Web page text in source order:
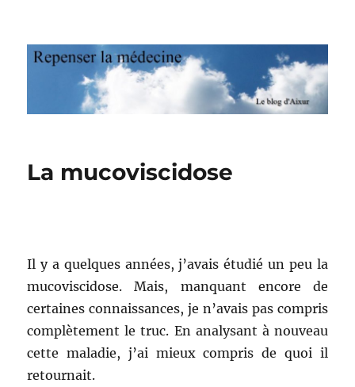
Repenser la médecine
La mucoviscidose
Il y a quelques années, j’avais étudié un peu la
mucoviscidose. Mais, manquant encore de
certaines connaissances, je n’avais pas compris
complètement le truc. En analysant à nouveau
cette maladie, j’ai mieux compris de quoi il
retournait.